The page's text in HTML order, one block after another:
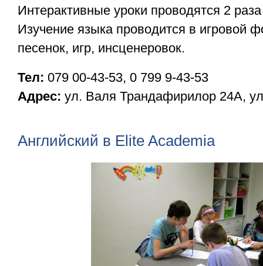
Интерактивные уроки проводятся 2
Изучение языка проводится в игровой
песенок, игр, инсценеровок.
Тел: 079 00-43-53, 0 799 9-43-53
Адрес: ул. Валя Трандафирилор 24А,
Английский в Elite Academia